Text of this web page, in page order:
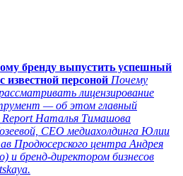
бренду выпустить успешный
известной персоной Почему
лицензирование
— об этом главный
Наталья Тимашова
СЕО медиахолдинга Юлии
Продюсерского центра Андрея
и бренд-директором бизнесов